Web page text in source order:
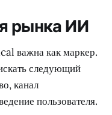
рынка ИИ
важна как маркер.
следующий
канал
пользователя.